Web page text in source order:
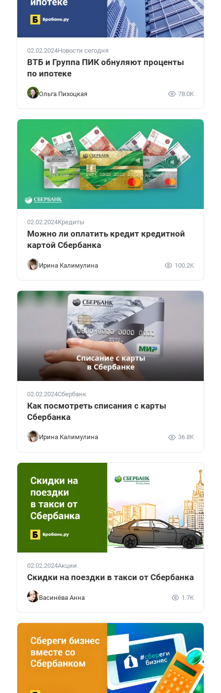
02.02.2024Новости сегодня
ВТБ и Группа ПИК обнуляют проценты
по ипотеке
Ольга Пихоцкая 78.0K
02.02.2024Кредиты
Можно ли оплатить кредит кредитной
картой Сбербанка
Ирина Калимулина 100.2K
02.02.2024Сбербанк
Как посмотреть списания с карты
Сбербанка
Ирина Калимулина 36.8K
02.02.2024Акции
Скидки на поездки в такси от Сбербанка
Васинёва Анна 1.7K